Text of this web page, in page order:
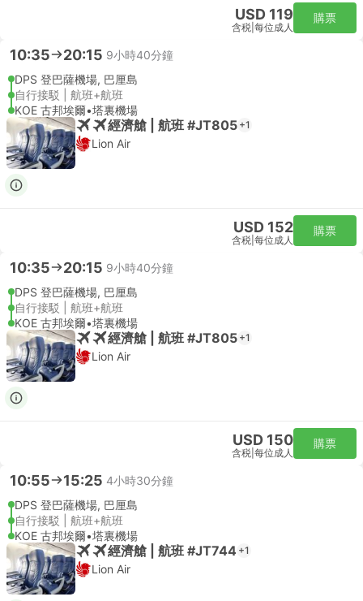
USD 119
含税 每位成人
購票
10:35 20:15 9小時40分鐘
DPS 登巴薩機場, 巴厘島
自行接駁 | 航班+航班
KOE 古邦埃爾•塔裏機場
經濟艙 | 航班 #JT805 +1
Lion Air
USD 152
含税 每位成人
購票
10:35 20:15 9小時40分鐘
DPS 登巴薩機場, 巴厘島
自行接駁 | 航班+航班
KOE 古邦埃爾•塔裏機場
經濟艙 | 航班 #JT805 +1
Lion Air
USD 150
含税 每位成人
購票
10:55 15:25 4小時30分鐘
DPS 登巴薩機場, 巴厘島
自行接駁 | 航班+航班
KOE 古邦埃爾•塔裏機場
經濟艙 | 航班 #JT744 +1
Lion Air